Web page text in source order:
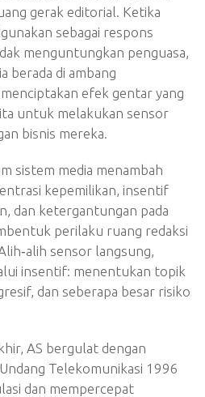
gerak editorial. Ketika
sebagai respons
menguntungkan penguasa,
berada di ambang
efek gentar yang
untuk melakukan sensor
bisnis mereka.
sistem media menambah
kepemilikan, insentif
dan ketergantungan pada
perilaku ruang redaksi
sensor langsung,
insentif: menentukan topik
dan seberapa besar risiko
AS bergulat dengan
Telekomunikasi 1996
dan mempercepat